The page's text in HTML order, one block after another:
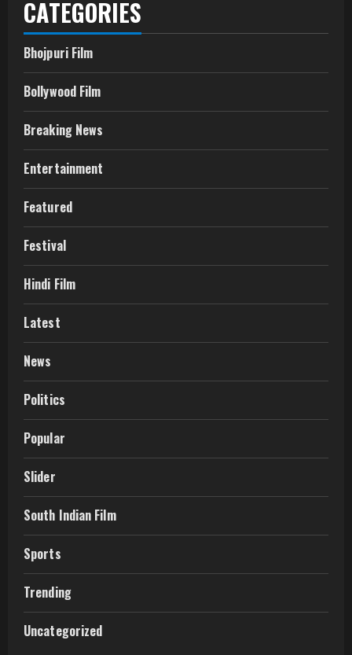
CATEGORIES
Bhojpuri Film
Bollywood Film
Breaking News
Entertainment
Featured
Festival
Hindi Film
Latest
News
Politics
Popular
Slider
South Indian Film
Sports
Trending
Uncategorized